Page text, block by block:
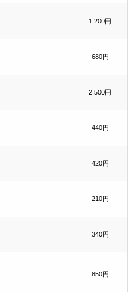
1,200円
680円
2,500円
440円
420円
210円
340円
850円